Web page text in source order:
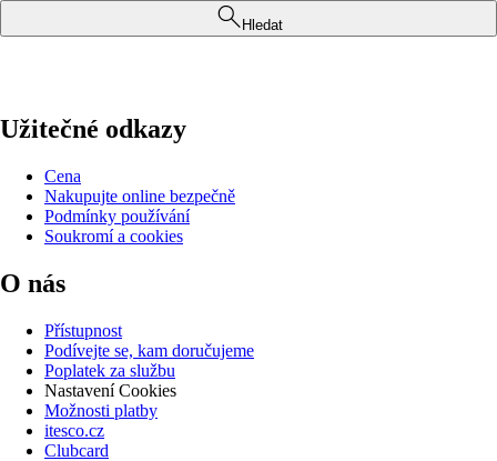
Hledat
Užitečné odkazy
Cena
Nakupujte online bezpečně
Podmínky používání
Soukromí a cookies
O nás
Přístupnost
Podívejte se, kam doručujeme
Poplatek za službu
Nastavení Cookies
Možnosti platby
itesco.cz
Clubcard